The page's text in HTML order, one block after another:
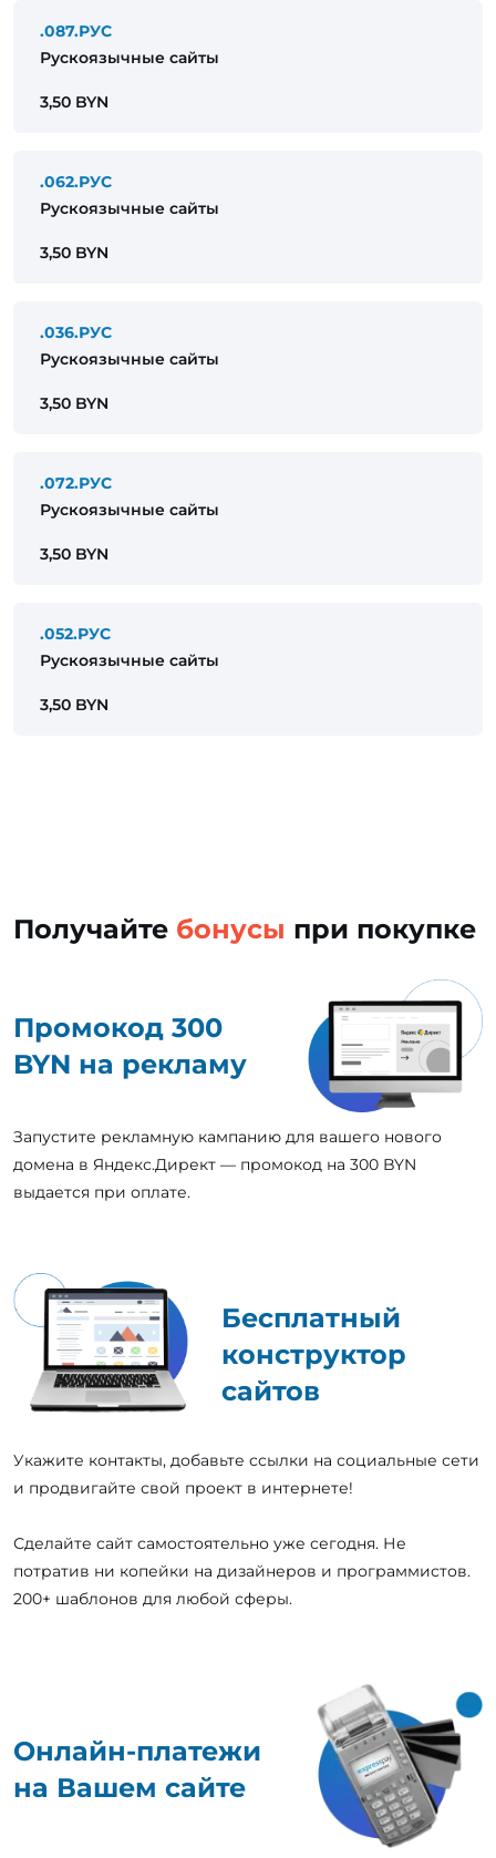
.087.РУС
Рускоязычные сайты
3,50 BYN
.062.РУС
Рускоязычные сайты
3,50 BYN
.036.РУС
Рускоязычные сайты
3,50 BYN
.072.РУС
Рускоязычные сайты
3,50 BYN
.052.РУС
Рускоязычные сайты
3,50 BYN
Получайте бонусы при покупке
Промокод 300
BYN на рекламу
Запустите рекламную кампанию для вашего нового
домена в Яндекс.Директ — промокод на 300 BYN
выдается при оплате.
Бесплатный
конструктор
сайтов
Укажите контакты, добавьте ссылки на социальные сети
и продвигайте свой проект в интернете!
Сделайте сайт самостоятельно уже сегодня. Не
потратив ни копейки на дизайнеров и программистов.
200+ шаблонов для любой сферы.
Онлайн-платежи
на Вашем сайте